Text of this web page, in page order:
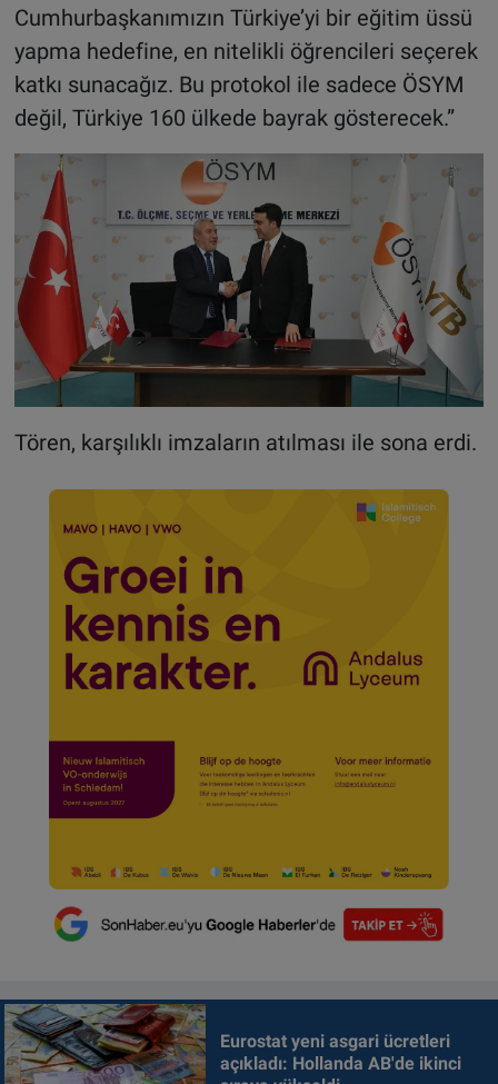
Cumhurbaşkanımızın Türkiye’yi bir eğitim üssü
yapma hedefine, en nitelikli öğrencileri seçerek
katkı sunacağız. Bu protokol ile sadece ÖSYM
değil, Türkiye 160 ülkede bayrak gösterecek.”
Tören, karşılıklı imzaların atılması ile sona erdi.
Eurostat yeni asgari ücretleri
açıkladı: Hollanda AB'de ikinci